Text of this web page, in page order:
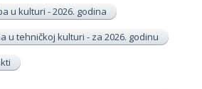
u kulturi - 2026. godina
u tehničkoj kulturi - za 2026. godinu